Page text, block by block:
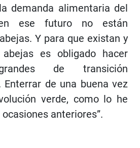
demanda alimentaria del
ese futuro no están
Y para que existan y
es obligado hacer
de transición
Enterrar de una buena vez
verde, como lo he
anteriores”.